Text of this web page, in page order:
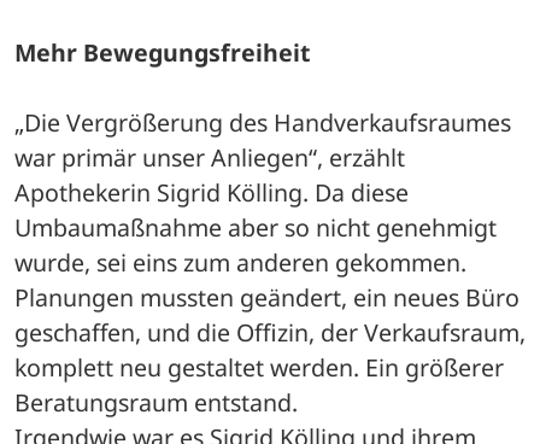
Mehr Bewegungsfreiheit
„Die Vergrößerung des Handverkaufsraumes
war primär unser Anliegen“, erzählt
Apothekerin Sigrid Kölling. Da diese
Umbaumaßnahme aber so nicht genehmigt
wurde, sei eins zum anderen gekommen.
Planungen mussten geändert, ein neues Büro
geschaffen, und die Offizin, der Verkaufsraum,
komplett neu gestaltet werden. Ein größerer
Beratungsraum entstand.
Irgendwie war es Sigrid Kölling und ihrem